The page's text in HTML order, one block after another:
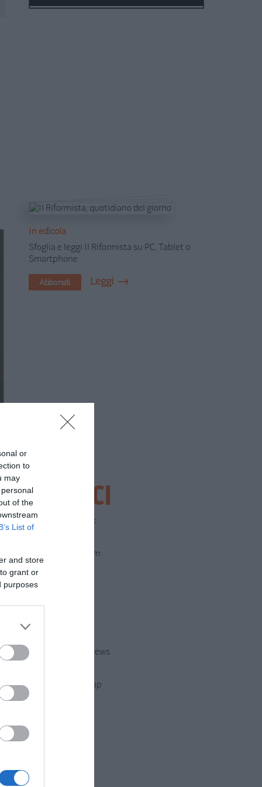
or
to
may
of the
List of
and store
grant or
purposes
In edicola
Sfoglia e leggi Il Riformista su PC, Tablet o
Smartphone
Abbonati Leggi
SEGUICI
Facebook
Instagram
Google News
WhatsApp